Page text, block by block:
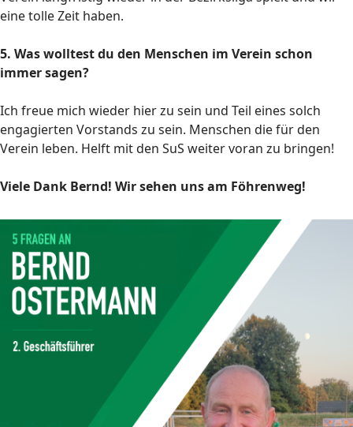
eine tolle Zeit haben.
5. Was wolltest du den Menschen im Verein schon
immer sagen?
Ich freue mich wieder hier zu sein und Teil eines solch
engagierten Vorstands zu sein. Menschen die für den
Verein leben. Helft mit den SuS weiter voran zu bringen!
Viele Dank Bernd! Wir sehen uns am Föhrenweg!